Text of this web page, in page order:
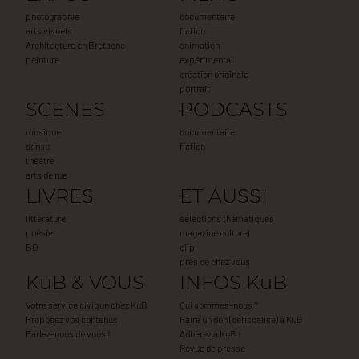
photographie
arts visuels
Architecture en Bretagne
peinture
documentaire
fiction
animation
expérimental
création originale
portrait
SCENES
musique
danse
théâtre
arts de rue
PODCASTS
documentaire
fiction
LIVRES
littérature
poésie
BD
ET AUSSI
sélections thématiques
magazine culturel
clip
près de chez vous
KuB & VOUS
Votre service civique chez KuB
Proposez vos contenus
Parlez-nous de vous !
INFOS KuB
Qui sommes-nous ?
Faire un don (défiscalisé) à KuB
Adhérez à KuB !
Revue de presse